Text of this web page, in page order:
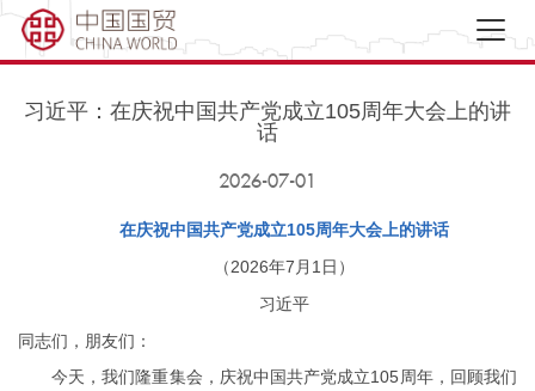
习近平：在庆祝中国共产党成立105周年大会上的讲
话
2026-07-01
在庆祝中国共产党成立105周年大会上的讲话
（2026年7月1日）
习近平
同志们，朋友们：
今天，我们隆重集会，庆祝中国共产党成立105周年，回顾我们